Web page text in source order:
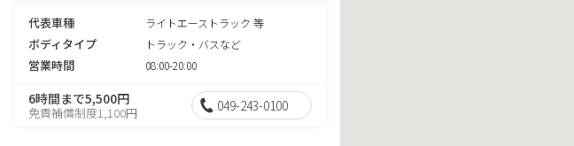
代表車種
ライトエーストラック 等
ボディタイプ トラック・バスなど
営業時間 08:00-20:00
6時間まで5,500円
免責補償制度1,100円 049-243-0100